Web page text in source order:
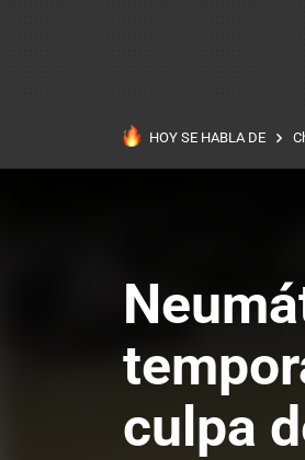
HOY SE HABLA DE
culpa